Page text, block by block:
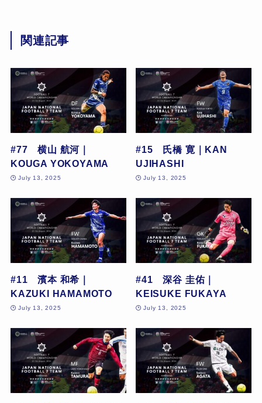
関連記事
#77 横山 航河｜
KOUGA YOKOYAMA
July 13, 2025
#15 氏橋 寛｜KAN
UJIHASHI
July 13, 2025
#11 濱本 和希｜
KAZUKI HAMAMOTO
July 13, 2025
#41 深谷 圭佑｜
KEISUKE FUKAYA
July 13, 2025